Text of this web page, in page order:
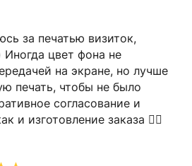
за печатью визиток,
Иногда цвет фона не
на экране, но лучше
печать, чтобы не было
согласование и
и изготовление заказа 👍🏻